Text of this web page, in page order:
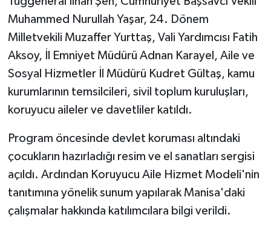
Muhammed Nurullah Yaşar, 24. Dönem
Milletvekili Muzaffer Yurttaş, Vali Yardımcısı Fatih
Aksoy, İl Emniyet Müdürü Adnan Karayel, Aile ve
Sosyal Hizmetler İl Müdürü Kudret Gültaş, kamu
kurumlarının temsilcileri, sivil toplum kuruluşları,
koruyucu aileler ve davetliler katıldı.
Program öncesinde devlet koruması altındaki
çocukların hazırladığı resim ve el sanatları sergisi
açıldı. Ardından Koruyucu Aile Hizmet Modeli'nin
tanıtımına yönelik sunum yapılarak Manisa'daki
çalışmalar hakkında katılımcılara bilgi verildi.
SPOR HABERLERİ
TEKNOLOJİ
Turizm
ÜLKE GÜNDEMİ
YEREL
Yerel Haberler